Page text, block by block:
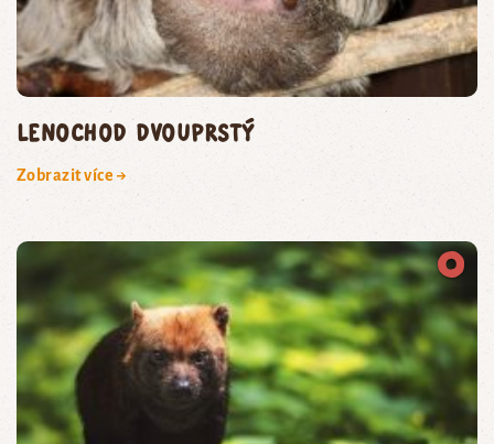
lenochod dvouprstý
Zobrazit více →